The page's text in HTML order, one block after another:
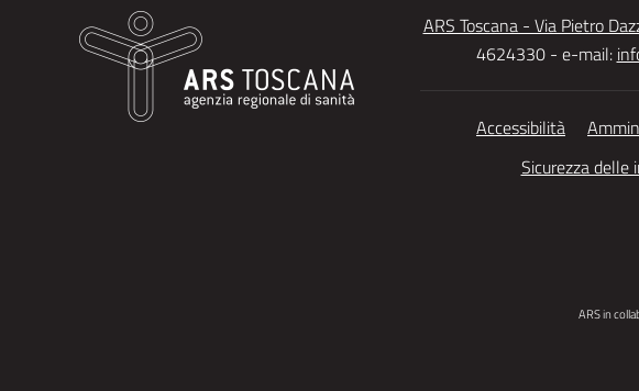
ARS Toscana - Via Pietro
4624330 - e-mail:
Accessibilità
Sicurezza delle
ARS in